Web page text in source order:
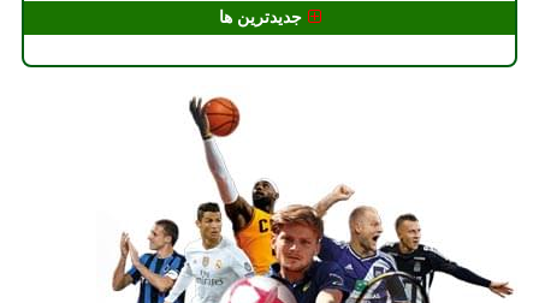
جدیدترین ها